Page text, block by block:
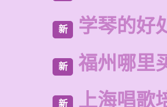
新 学琴的好
新 福州哪里
新 上海唱歌